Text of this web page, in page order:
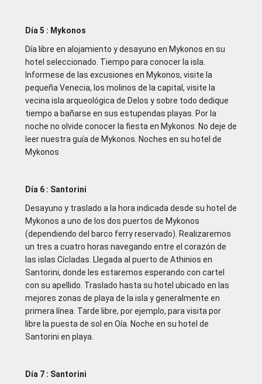
Día 5 : Mykonos
Día libre en alojamiento y desayuno en Mykonos en su
hotel seleccionado. Tiempo para conocer la isla.
Informese de las excusiones en Mykonos, visite la
pequeña Venecia, los molinos de la capital, visite la
vecina isla arqueológica de Delos y sobre todo dedique
tiempo a bañarse en sus estupendas playas. Por la
noche no olvide conocer la fiesta en Mykonos. No deje de
leer nuestra guía de Mykonos. Noches en su hotel de
Mykonos
Día 6 : Santorini
Desayuno y traslado a la hora indicada desde su hotel de
Mykonos a uno de los dos puertos de Mykonos
(dependiendo del barco ferry reservado). Realizaremos
un tres a cuatro horas navegando entre el corazón de
las islas Cícladas. Llegada al puerto de Athinios en
Santorini, donde les estaremos esperando con cartel
con su apellido. Traslado hasta su hotel ubicado en las
mejores zonas de playa de la isla y generalmente en
primera línea. Tarde libre, por ejemplo, para visita por
libre la puesta de sol en Oía. Noche en su hotel de
Santorini en playa.
Día 7 : Santorini